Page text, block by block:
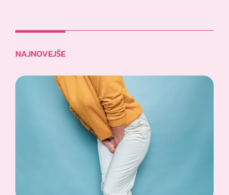
NAJNOVEJŠE